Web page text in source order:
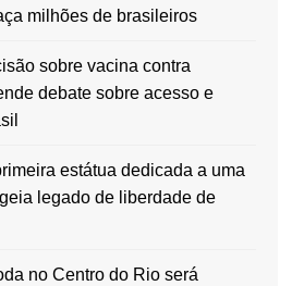
milhões de brasileiros
sobre vacina contra
debate sobre acesso e
estátua dedicada a uma
legado de liberdade de
no Centro do Rio será